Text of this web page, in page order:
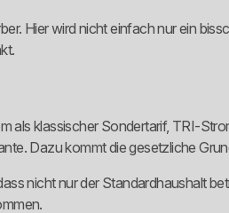
Hier wird nicht einfach nur ein
als klassischer Sondertarif, TRI-
Dazu kommt die gesetzliche
nicht nur der Standardhaushalt